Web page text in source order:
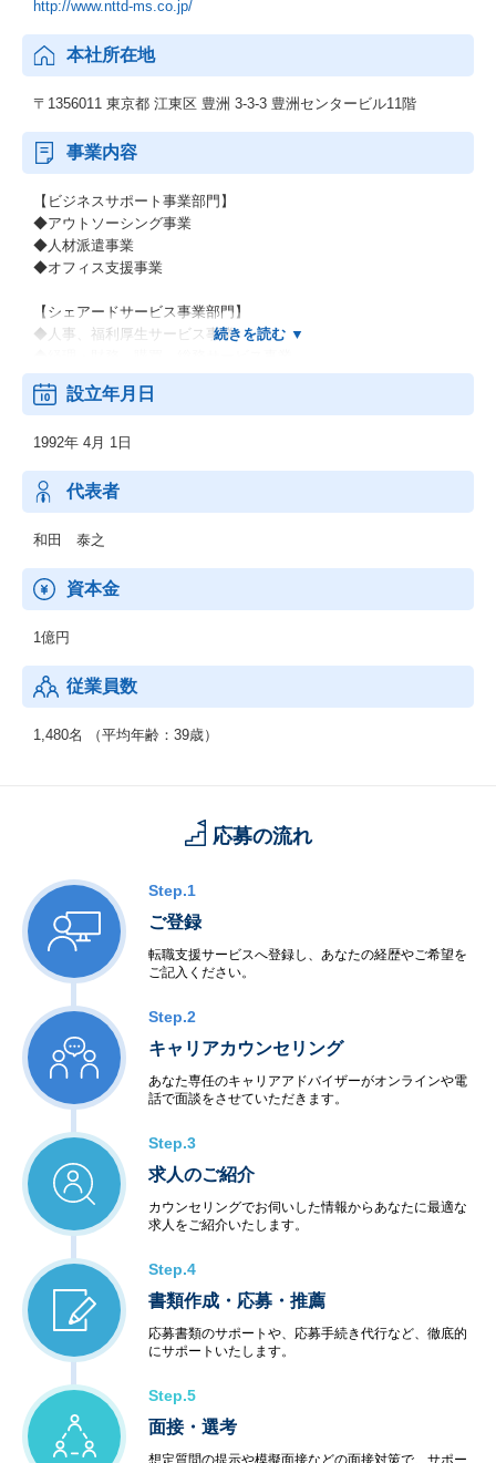
http://www.nttd-ms.co.jp/
本社所在地
〒1356011 東京都 江東区 豊洲 3-3-3 豊洲センタービル11階
事業内容
【ビジネスサポート事業部門】
◆アウトソーシング事業
◆人材派遣事業
◆オフィス支援事業
【シェアードサービス事業部門】
◆人事、福利厚生サービス事業
その他上記に付随する事業
設立年月日
1992年 4月 1日
代表者
和田 泰之
資本金
1億円
従業員数
1,480名 （平均年齢：39歳）
応募の流れ
Step.1
ご登録
転職支援サービスへ登録し、あなたの経歴やご希望を
ご記入ください。
Step.2
キャリアカウンセリング
あなた専任のキャリアアドバイザーがオンラインや電
話で面談をさせていただきます。
Step.3
求人のご紹介
カウンセリングでお伺いした情報からあなたに最適な
求人をご紹介いたします。
Step.4
書類作成・応募・推薦
応募書類のサポートや、応募手続き代行など、徹底的
にサポートいたします。
Step.5
面接・選考
想定質問の提示や模擬面接などの面接対策で、サポー